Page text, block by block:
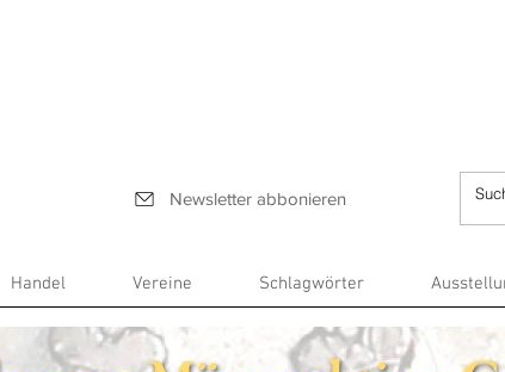
Newsletter abbonieren
Handel Vereine Schlagwörter